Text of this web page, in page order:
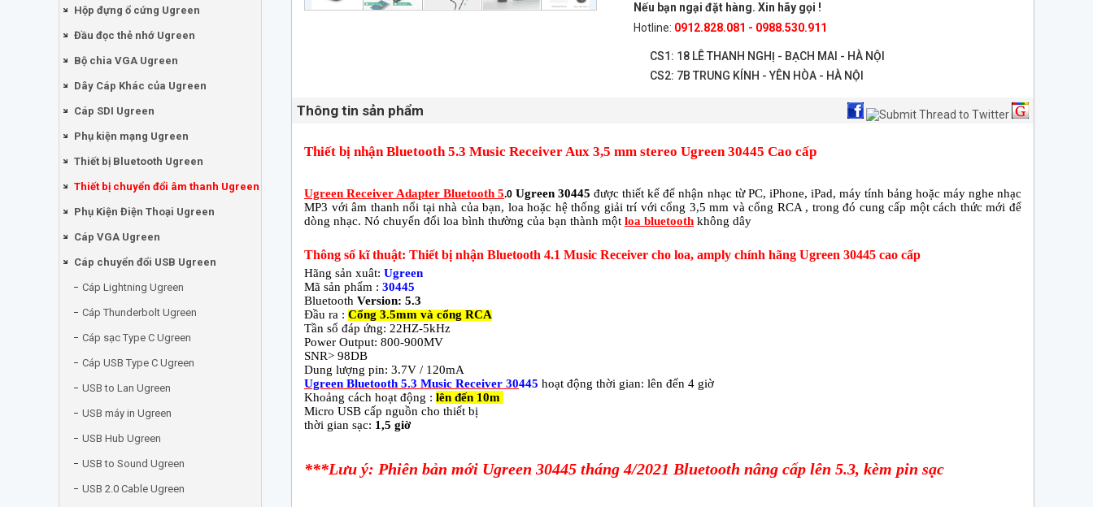
Hộp đựng ổ cứng Ugreen
Đầu đọc thẻ nhớ Ugreen
Bộ chia VGA Ugreen
Dây Cáp Khác của Ugreen
Cáp SDI Ugreen
Phụ kiện mạng Ugreen
Thiết bị Bluetooth Ugreen
Thiết bị chuyển đổi âm thanh Ugreen
Phụ Kiện Điện Thoại Ugreen
Cáp VGA Ugreen
Cáp chuyển đổi USB Ugreen
Cáp Lightning Ugreen
Cáp Thunderbolt Ugreen
Cáp sạc Type C Ugreen
Cáp USB Type C Ugreen
USB to Lan Ugreen
USB máy in Ugreen
USB Hub Ugreen
USB to Sound Ugreen
USB 2.0 Cable Ugreen
Nếu bạn ngại đặt hàng. Xin hãy gọi !
Hotline: 0912.828.081 - 0988.530.911
CS1: 18 LÊ THANH NGHỊ - BẠCH MAI - HÀ NỘI
CS2: 7B TRUNG KÍNH - YÊN HÒA - HÀ NỘI
Thông tin sản phẩm
Thiết bị nhận Bluetooth 5.3 Music Receiver Aux 3,5 mm stereo Ugreen 30445 Cao cấp
UgreenReceiver AdapterBluetooth 5.0 Ugreen 30445 được thiết kế để nhận nhạc từ PC, iPhone, iPad, máy tính bảng hoặc máy nghe nhạc
MP3 với âm thanh nổi tại nhà của bạn, loa hoặc hệ thống giải trí với cổng 3,5 mm và cổng RCA , trong đó cung cấp một cách thức mới để
dòng nhạc. Nó chuyển đổi loa bình thường của bạn thành một loa bluetooth không dây
Thông số kĩ thuật: Thiết bị nhận Bluetooth 4.1 Music Receiver cho loa, amply chính hãng Ugreen 30445 cao cấp
Hãng sản xuât: Ugreen
Mã sản phẩm : 30445
Bluetooth Version: 5.3
Đầu ra : Cổng 3.5mm và cổng RCA
Tần số đáp ứng: 22HZ-5kHz
Power Output: 800-900MV
SNR> 98DB
Dung lượng pin: 3.7V / 120mA
Ugreen Bluetooth 5.3 Music Receiver 30445 hoạt động thời gian: lên đến 4 giờ
Khoảng cách hoạt động : lên đến 10m
Micro USB cấp nguồn cho thiết bị
thời gian sạc: 1,5 giờ
***Lưu ý: Phiên bản mới Ugreen 30445 tháng 4/2021 Bluetooth nâng cấp lên 5.3, kèm pin sạc